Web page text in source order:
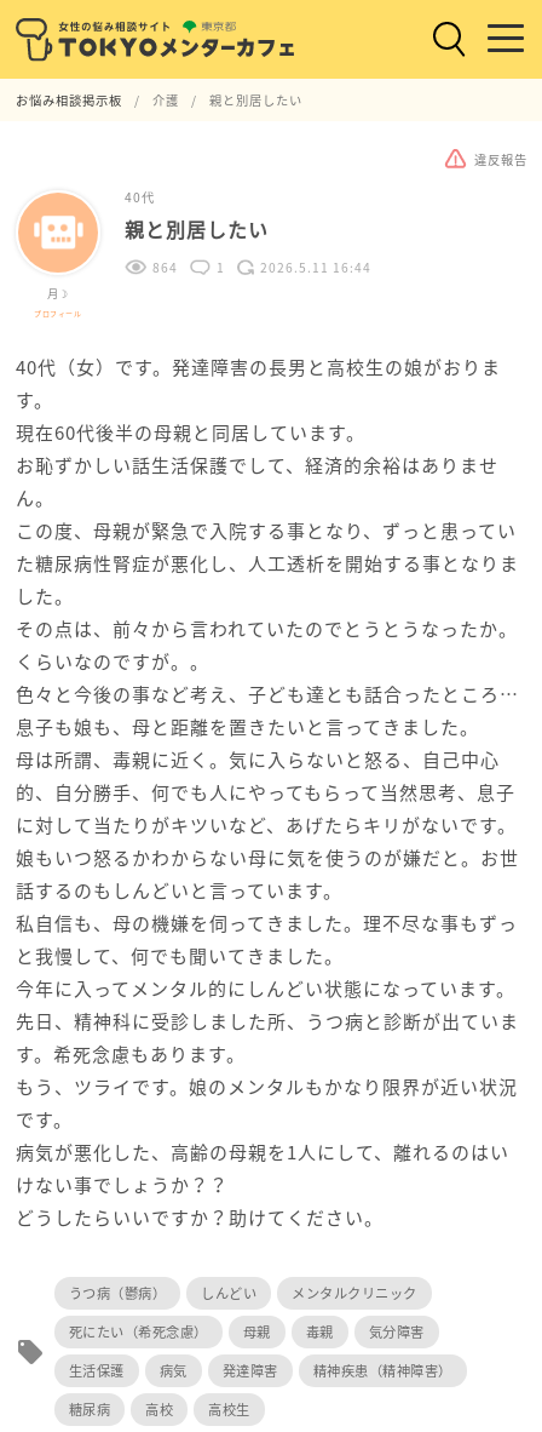
お悩み相談掲示板 介護 親と別居したい
違反報告
月☽
プロフィール
40代
親と別居したい
864 1 2026.5.11 16:44
40代（女）です。発達障害の長男と高校生の娘がおりま
す。
現在60代後半の母親と同居しています。
お恥ずかしい話生活保護でして、経済的余裕はありませ
ん。
この度、母親が緊急で入院する事となり、ずっと患ってい
た糖尿病性腎症が悪化し、人工透析を開始する事となりま
した。
その点は、前々から言われていたのでとうとうなったか。
くらいなのですが。。
色々と今後の事など考え、子ども達とも話合ったところ…
息子も娘も、母と距離を置きたいと言ってきました。
母は所謂、毒親に近く。気に入らないと怒る、自己中心
的、自分勝手、何でも人にやってもらって当然思考、息子
に対して当たりがキツいなど、あげたらキリがないです。
娘もいつ怒るかわからない母に気を使うのが嫌だと。お世
話するのもしんどいと言っています。
私自信も、母の機嫌を伺ってきました。理不尽な事もずっ
と我慢して、何でも聞いてきました。
今年に入ってメンタル的にしんどい状態になっています。
先日、精神科に受診しました所、うつ病と診断が出ていま
す。希死念慮もあります。
もう、ツライです。娘のメンタルもかなり限界が近い状況
です。
病気が悪化した、高齢の母親を1人にして、離れるのはい
けない事でしょうか？？
どうしたらいいですか？助けてください。
local_offer
うつ病（鬱病） しんどい
メンタルクリニック
死にたい（希死念慮）
母親 毒親
気分障害
生活保護
病気 発達障害
精神疾患（精神障害）
糖尿病
高校 高校生